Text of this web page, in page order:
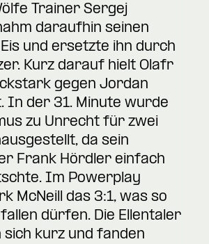
Trainer Sergej
daraufhin seinen
und ersetzte ihn durch
Kurz darauf hielt Olafr
gegen Jordan
In der 31. Minute wurde
zu Unrecht für zwei
da sein
Frank Hördler einfach
Im Powerplay
McNeill das 3:1, was so
dürfen. Die Ellentaler
kurz und fanden